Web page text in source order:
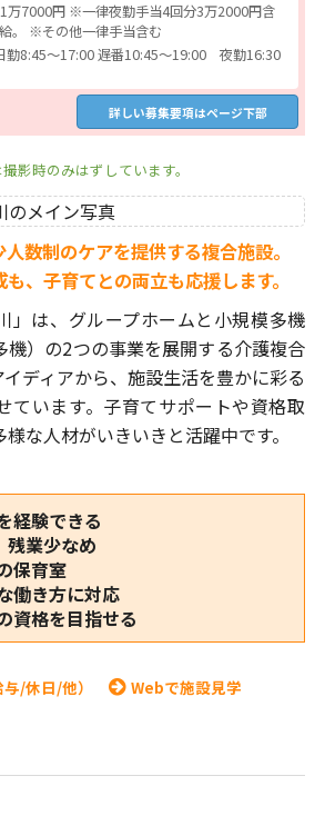
万7000円 ※一律夜勤手当4回分3万2000円含
。 ※その他一律手当含む
8:45～17:00 遅番10:45～19:00 夜勤16:30
詳しい募集要項はページ下部
影時のみはずしています。
数制のケアを提供する複合施設。
、子育てとの両立も応援します。
」は、グループホームと小規模多機
機）の2つの事業を展開する介護複合
ディアから、施設生活を豊かに彩る
ています。子育てサポートや資格取
な人材がいきいきと活躍中です。
経験できる
残業少なめ
保育室
働き方に対応
資格を目指せる
/休日/他） Webで施設見学